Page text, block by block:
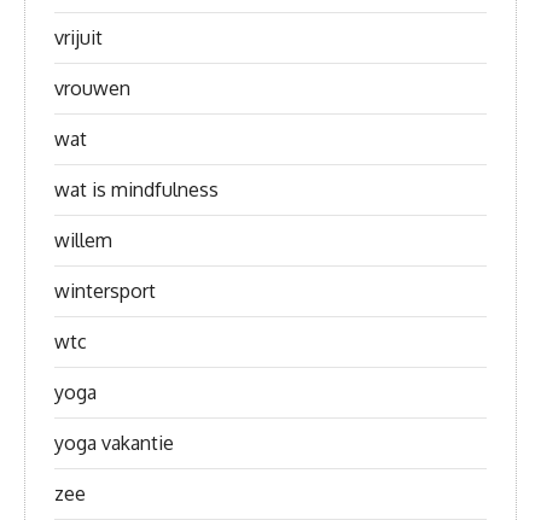
vrijuit
vrouwen
wat
wat is mindfulness
willem
wintersport
wtc
yoga
yoga vakantie
zee